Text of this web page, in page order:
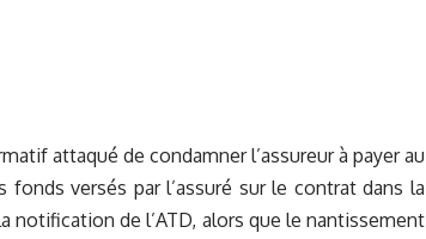
attaqué de condamner l’assureur à payer au
versés par l’assuré sur le contrat dans la
notification de l’ATD, alors que le nantissement